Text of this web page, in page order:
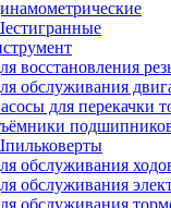
восстановления
обслуживания
для перекачки
обслуживания
обслуживания
обслуживания